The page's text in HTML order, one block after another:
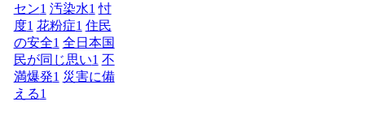
セン1 汚染水1 忖
度1 花粉症1 住民
の安全1 全日本国
民が同じ思い1 不
満爆発1 災害に備
える1